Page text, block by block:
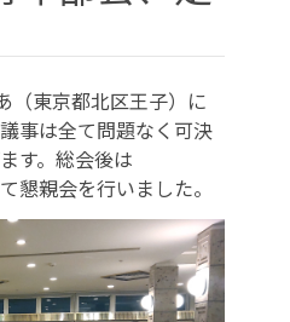
（東京都北区王子）に
事は全て問題なく可決
す。総会後は
懇親会を行いました。